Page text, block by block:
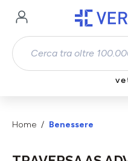
Passa al contenuto principale
Home Benessere